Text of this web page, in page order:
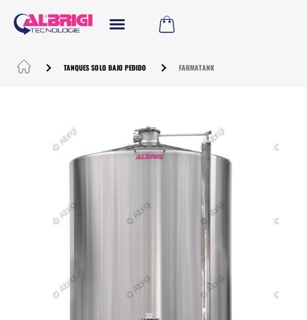
TANQUES SOLO BAJO PEDIDO FARMATANK